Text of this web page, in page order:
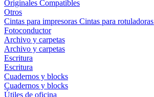
Originales Compatibles
Otros
Cintas para impresoras Cintas para rotuladoras
Fotoconductor
Archivo y carpetas
Archivo y carpetas
Escritura
Escritura
Cuadernos y blocks
Cuadernos y blocks
Útiles de oficina